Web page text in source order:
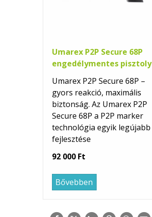
Umarex P2P Secure 68P
engedélymentes pisztoly
Umarex P2P Secure 68P –
gyors reakció, maximális
biztonság. Az Umarex P2P
Secure 68P a P2P marker
technológia egyik legújabb
fejlesztése
92 000 Ft
Bővebben